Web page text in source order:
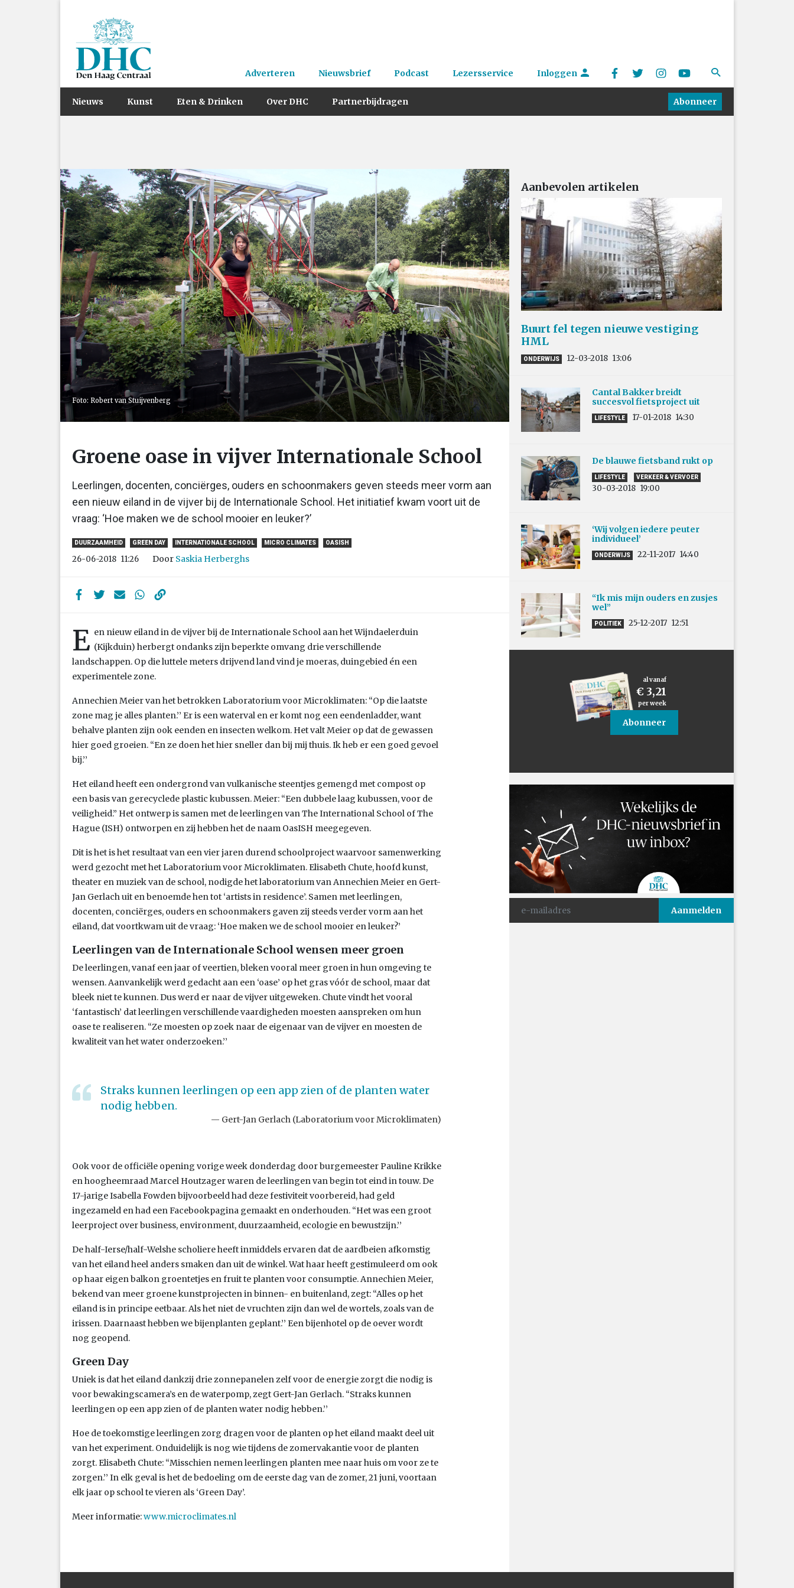
Adverteren Nieuwsbrief Podcast Lezersservice Inloggen
Nieuws Kunst Eten & Drinken Over DHC Partnerbijdragen Abonneer
Foto: Robert van Stuijvenberg
Groene oase in vijver Internationale School
Leerlingen, docenten, conciërges, ouders en schoonmakers geven steeds meer vorm aan
een nieuw eiland in de vijver bij de Internationale School. Het initiatief kwam voort uit de
vraag: ‘Hoe maken we de school mooier en leuker?’
DUURZAAMHEID GREEN DAY INTERNATIONALE SCHOOL MICRO CLIMATES OASISH
26-06-2018 11:26 Door Saskia Herberghs
E en nieuw eiland in de vijver bij de Internationale School aan het Wijndaelerduin
(Kijkduin) herbergt ondanks zijn beperkte omvang drie verschillende
landschappen. Op die luttele meters drijvend land vind je moeras, duingebied én een
experimentele zone.
Annechien Meier van het betrokken Laboratorium voor Microklimaten: “Op die laatste
zone mag je alles planten.’’ Er is een waterval en er komt nog een eendenladder, want
behalve planten zijn ook eenden en insecten welkom. Het valt Meier op dat de gewassen
hier goed groeien. “En ze doen het hier sneller dan bij mij thuis. Ik heb er een goed gevoel
bij.’’
Het eiland heeft een ondergrond van vulkanische steentjes gemengd met compost op
een basis van gerecyclede plastic kubussen. Meier: “Een dubbele laag kubussen, voor de
veiligheid.” Het ontwerp is samen met de leerlingen van The International School of The
Hague (ISH) ontworpen en zij hebben het de naam OasISH meegegeven.
Dit is het is het resultaat van een vier jaren durend schoolproject waarvoor samenwerking
werd gezocht met het Laboratorium voor Microklimaten. Elisabeth Chute, hoofd kunst,
theater en muziek van de school, nodigde het laboratorium van Annechien Meier en Gert-
Jan Gerlach uit en benoemde hen tot ‘artists in residence’. Samen met leerlingen,
docenten, conciërges, ouders en schoonmakers gaven zij steeds verder vorm aan het
eiland, dat voortkwam uit de vraag: ‘Hoe maken we de school mooier en leuker?’
Leerlingen van de Internationale School wensen meer groen
De leerlingen, vanaf een jaar of veertien, bleken vooral meer groen in hun omgeving te
wensen. Aanvankelijk werd gedacht aan een ‘oase’ op het gras vóór de school, maar dat
bleek niet te kunnen. Dus werd er naar de vijver uitgeweken. Chute vindt het vooral
‘fantastisch’ dat leerlingen verschillende vaardigheden moesten aanspreken om hun
oase te realiseren. “Ze moesten op zoek naar de eigenaar van de vijver en moesten de
kwaliteit van het water onderzoeken.’’
Straks kunnen leerlingen op een app zien of de planten water
nodig hebben.
Gert-Jan Gerlach (Laboratorium voor Microklimaten)
Ook voor de officiële opening vorige week donderdag door burgemeester Pauline Krikke
en hoogheemraad Marcel Houtzager waren de leerlingen van begin tot eind in touw. De
17-jarige Isabella Fowden bijvoorbeeld had deze festiviteit voorbereid, had geld
ingezameld en had een Facebookpagina gemaakt en onderhouden. “Het was een groot
leerproject over business, environment, duurzaamheid, ecologie en bewustzijn.’’
De half-Ierse/half-Welshe scholiere heeft inmiddels ervaren dat de aardbeien afkomstig
van het eiland heel anders smaken dan uit de winkel. Wat haar heeft gestimuleerd om ook
op haar eigen balkon groentetjes en fruit te planten voor consumptie. Annechien Meier,
bekend van meer groene kunstprojecten in binnen- en buitenland, zegt: “Alles op het
eiland is in principe eetbaar. Als het niet de vruchten zijn dan wel de wortels, zoals van de
irissen. Daarnaast hebben we bijenplanten geplant.’’ Een bijenhotel op de oever wordt
nog geopend.
Green Day
Uniek is dat het eiland dankzij drie zonnepanelen zelf voor de energie zorgt die nodig is
voor bewakingscamera’s en de waterpomp, zegt Gert-Jan Gerlach. “Straks kunnen
leerlingen op een app zien of de planten water nodig hebben.’’
Hoe de toekomstige leerlingen zorg dragen voor de planten op het eiland maakt deel uit
van het experiment. Onduidelijk is nog wie tijdens de zomervakantie voor de planten
zorgt. Elisabeth Chute: “Misschien nemen leerlingen planten mee naar huis om voor ze te
zorgen.’’ In elk geval is het de bedoeling om de eerste dag van de zomer, 21 juni, voortaan
elk jaar op school te vieren als ‘Green Day’.
Meer informatie:www.microclimates.nl
Aanbevolen artikelen
Buurt fel tegen nieuwe vestiging
HML
ONDERWIJS 12-03-2018 13:06
Cantal Bakker breidt
succesvol fietsproject uit
LIFESTYLE 17-01-2018 14:30
De blauwe fietsband rukt op
LIFESTYLE VERKEER & VERVOER
30-03-2018 19:00
‘Wij volgen iedere peuter
individueel’
ONDERWIJS 22-11-2017 14:40
“Ik mis mijn ouders en zusjes
wel”
POLITIEK 25-12-2017 12:51
al vanaf
€ 3,21
per week
Abonneer